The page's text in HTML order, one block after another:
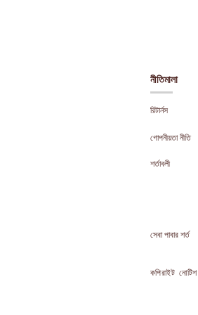
নীতিমালা
রিটার্নস
গোপনীয়তা নীতি
শর্তাবলী
সেবা পাবার শর্ত
কপিরাইট নোটিশ